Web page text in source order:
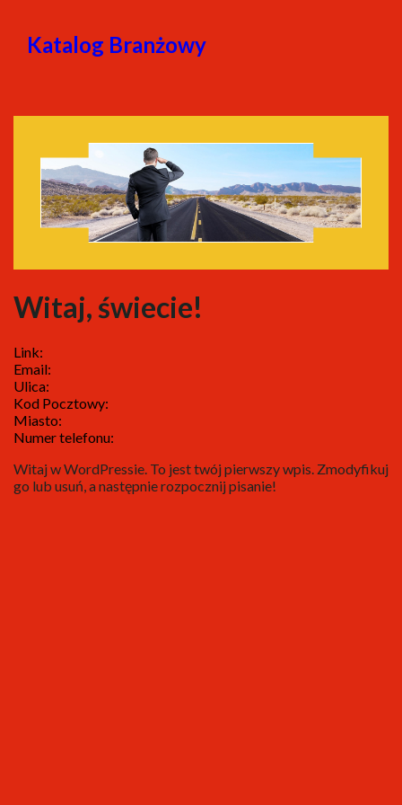
Katalog Branżowy
Witaj, świecie!
Link:
Email:
Ulica:
Kod Pocztowy:
Miasto:
Numer telefonu:
Witaj w WordPressie. To jest twój pierwszy wpis. Zmodyfikuj
go lub usuń, a następnie rozpocznij pisanie!